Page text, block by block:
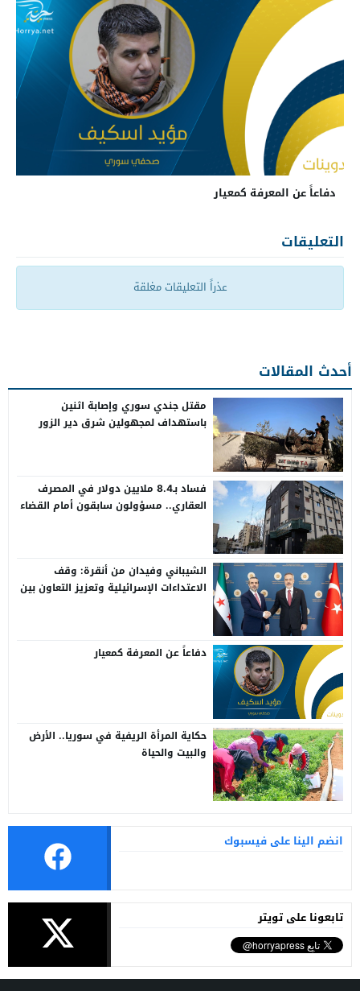
دفاعاً عن المعرفة كمعيار
التعليقات
عذراً التعليقات مغلقة
أحدث المقالات
مقتل جندي سوري وإصابة اثنين
باستهداف لمجهولين شرق دير الزور
فساد بـ8.4 ملايين دولار في المصرف
العقاري.. مسؤولون سابقون أمام القضاء
الشيباني وفيدان من أنقرة: وقف
الاعتداءات الإسرائيلية وتعزيز التعاون بين
دفاعاً عن المعرفة كمعيار
حكاية المرأة الريفية في سوريا.. الأرض
والبيت والحياة
انضم الينا على فيسبوك
تابعونا على تويتر